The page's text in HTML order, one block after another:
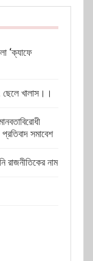
‘ক্যাফে
ছেলে খালাস।।
সমাবেশ
রাজনীতিকের নাম